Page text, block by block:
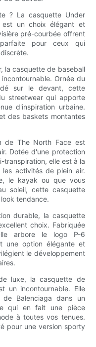
? La casquette Under
est un choix élégant et
pré-courbée offrent
pour ceux qui
la casquette de baseball
Ornée du
sur le devant, cette
streetwear qui apporte
d'inspiration urbaine.
des baskets montantes
de The North Face est
Dotée d'une protection
transpiration, elle est à la
activités de plein air.
le kayak ou que vous
soleil, cette casquette
tendance.
durable, la casquette
choix. Fabriquée
arbore le logo P-6
une option élégante et
le développement
luxe, la casquette de
un incontournable. Elle
Balenciaga dans un
qui en fait une pièce
à toutes vos tenues.
pour une version sporty